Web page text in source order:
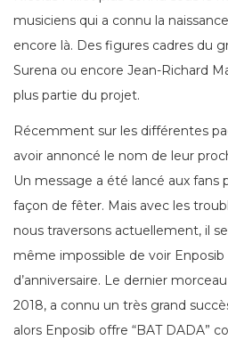
musiciens qui a connu la
encore là. Des figures cadres du
Surena ou encore Jean-Richard
plus partie du projet.
Récemment sur les différentes
avoir annoncé le nom de leur
Un message a été lancé aux fans
façon de fêter. Mais avec les
nous traversons actuellement, il
même impossible de voir Enposib
d’anniversaire. Le dernier
2018, a connu un très grand
alors Enposib offre “BAT DADA”